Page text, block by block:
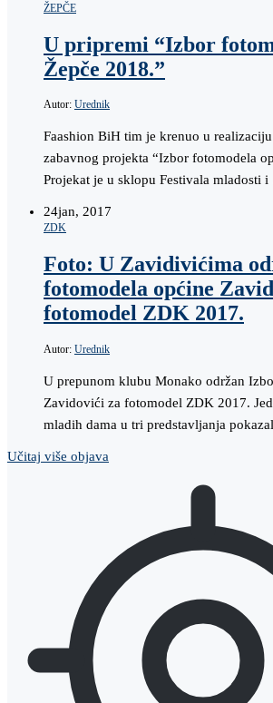
ŽEPČE
U pripremi “Izbor
Žepče 2018.”
Autor: Urednik
Faashion BiH tim je krenuo u
zabavnog projekta “Izbor fotomodela
Projekat je u sklopu Festivala mladosti
24jan, 2017
ZDK
Foto: U Zavidivićima
fotomodela općine
fotomodel ZDK 2017.
Autor: Urednik
U prepunom klubu Monako održan
Zavidovići za fotomodel ZDK 2017.
mladih dama u tri predstavljanja
Učitaj više objava